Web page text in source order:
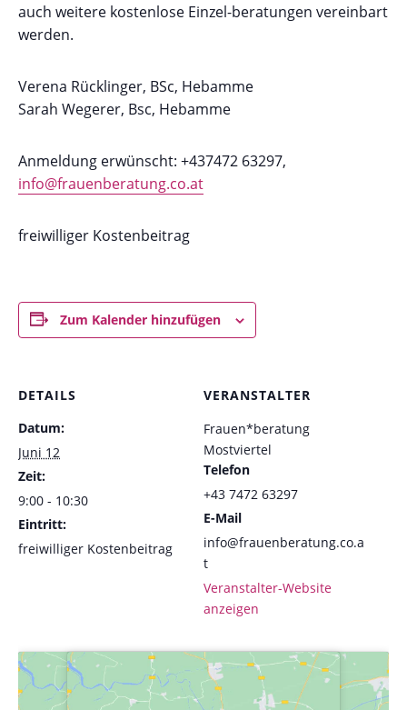
auch weitere kostenlose Einzel-beratungen vereinbart
werden.
Verena Rücklinger, BSc, Hebamme
Sarah Wegerer, Bsc, Hebamme
Anmeldung erwünscht: +437472 63297,
info@frauenberatung.co.at
freiwilliger Kostenbeitrag
Zum Kalender hinzufügen
DETAILS
Datum:
Juni 12
Zeit:
9:00 - 10:30
Eintritt:
freiwilliger Kostenbeitrag
VERANSTALTER
Frauen*beratung
Mostviertel
Telefon
+43 7472 63297
E-Mail
info@frauenberatung.co.a
t
Veranstalter-Website
anzeigen